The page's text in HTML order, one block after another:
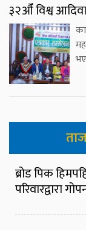
३२औँ विश्व
ब्रोड पिक
परिवारद्वारा